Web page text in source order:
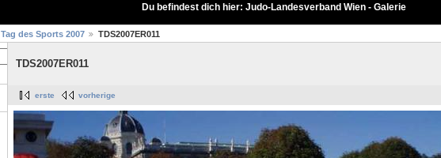
Du befindest dich hier: Judo-Landesverband Wien - Galerie
Tag des Sports 2007 TDS2007ER011
TDS2007ER011
erste vorherige